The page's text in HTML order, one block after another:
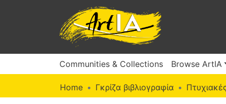
Communities & Collections Browse ArtIA
Home Γκρίζα βιβλιογραφία